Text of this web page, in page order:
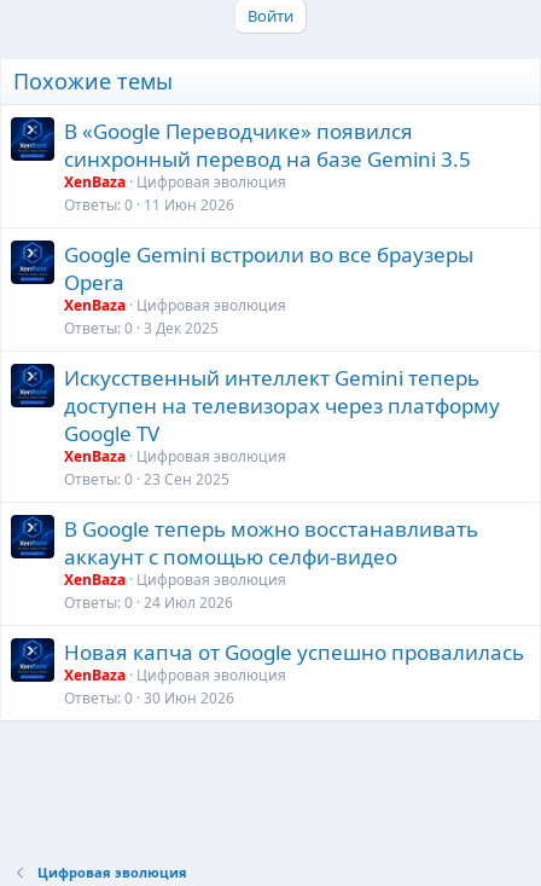
Войти
Похожие темы
В «Google Переводчике» появился
синхронный перевод на базе Gemini 3.5
XenBaza Цифровая эволюция
Ответы 0 11 Июн 2026
Google Gemini встроили во все браузеры
Opera
XenBaza Цифровая эволюция
Ответы 0 3 Дек 2025
Искусственный интеллект Gemini теперь
доступен на телевизорах через платформу
Google TV
XenBaza Цифровая эволюция
Ответы 0 23 Сен 2025
В Google теперь можно восстанавливать
аккаунт с помощью селфи-видео
XenBaza Цифровая эволюция
Ответы 0 24 Июл 2026
Новая капча от Google успешно провалилась
XenBaza Цифровая эволюция
Ответы 0 30 Июн 2026
Цифровая эволюция